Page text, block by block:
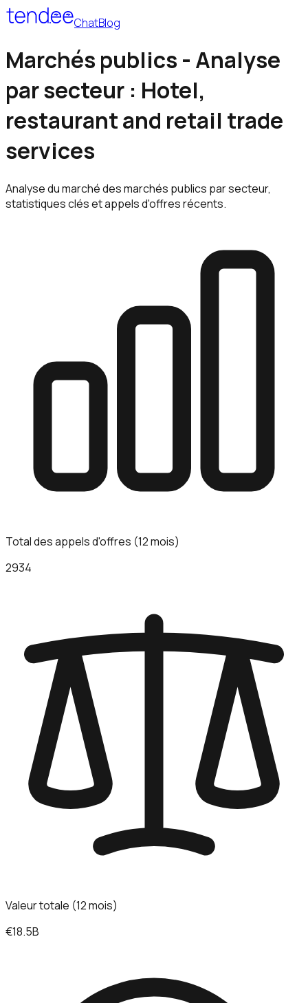
ChatBlog
Marchés publics - Analyse
par secteur : Hotel,
restaurant and retail trade
services
Analyse du marché des marchés publics par secteur,
statistiques clés et appels d'offres récents.
Total des appels d'offres (12 mois)
2934
Valeur totale (12 mois)
€18.5B